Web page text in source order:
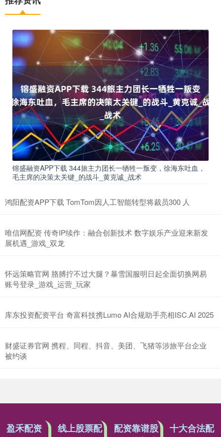
镕盛融资APP下载 344旅主力团长一牺牲一叛变，徐海东吐血，
毛主席的决策太关键_的战斗_黄克诚_战术
鸿阳配资APP下载 TomTom因人工智能转型将裁员300 人
唯信网配资 传奇IP续作：融合创新技术 数字娱乐产业迎来新发
展机遇_游戏_双龙
怀远策略官网 胳膊拧不过大腿？暴雪国服明日起全面切换网易
账号登录_游戏_运营_玩家
库东投资配资平台 奇富科技携Lumo AI合规助手亮相ISC.AI 2025
财盛证券官网 携程、同程、抖音、美团、飞猪等涉旅平台企业
被约谈
盈禾配资
线上股票配
配资靠谱股
十大合法配